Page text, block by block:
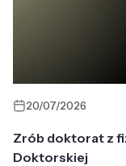
20/07/2026
Zrób doktorat z
Doktorskiej